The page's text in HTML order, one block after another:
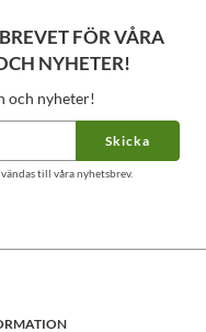
FÖR VÅRA
NYHETER!
och nyheter!
Skicka
till våra nyhetsbrev.